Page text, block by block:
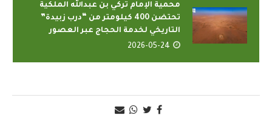
محمية الإمام تركي بن عبدالله الملكية
تحتضن 400 كيلومتر من “درب زبيدة”
التاريخي لخدمة الحجاج عبر العصور
2026-05-24